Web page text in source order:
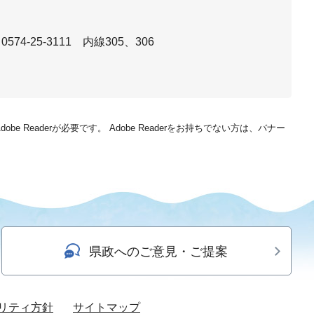
0574-25-3111 内線305、306
Readerが必要です。 Adobe Readerをお持ちでない方は、バナー
県政へのご意見・ご提案
ティ方針 サイトマップ